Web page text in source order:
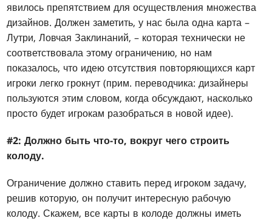
явилось препятствием для осуществления множества
дизайнов. Должен заметить, у нас была одна карта –
Лутри, Ловчая Заклинаний, – которая технически не
соответствовала этому ограничению, но нам
показалось, что идею отсутствия повторяющихся карт
игроки легко грокнут (прим. переводчика: дизайнеры
пользуются этим словом, когда обсуждают, насколько
просто будет игрокам разобраться в новой идее).
#2: Должно быть что-то, вокруг чего строить
колоду.
Ограничение должно ставить перед игроком задачу,
решив которую, он получит интересную рабочую
колоду. Скажем, все карты в колоде должны иметь